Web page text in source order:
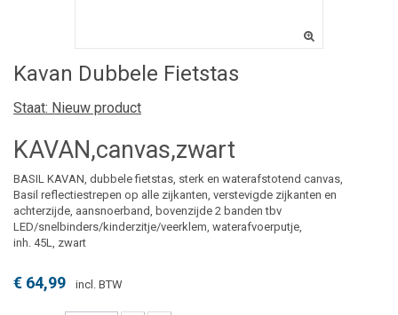
Kavan Dubbele Fietstas
Staat: Nieuw product
KAVAN,canvas,zwart
BASIL KAVAN, dubbele fietstas, sterk en waterafstotend canvas,
Basil reflectiestrepen op alle zijkanten, verstevigde zijkanten en
achterzijde, aansnoerband, bovenzijde 2 banden tbv
LED/snelbinders/kinderzitje/veerklem, waterafvoerputje,
inh. 45L, zwart
€ 64,99 incl. BTW